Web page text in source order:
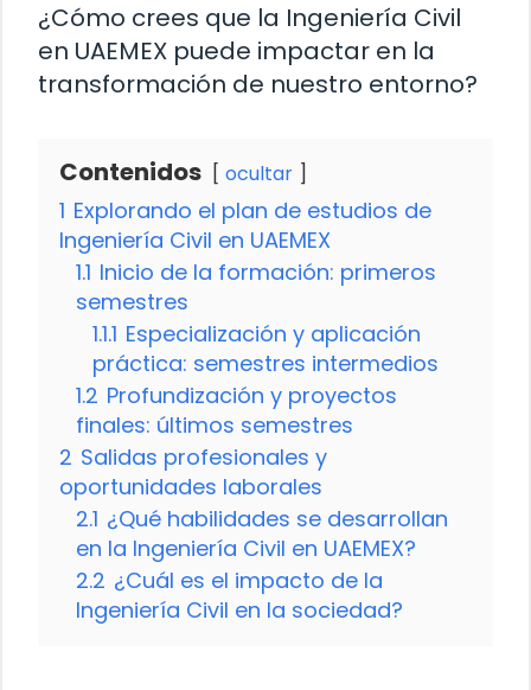
¿Cómo crees que la Ingeniería Civil
en UAEMEX puede impactar en la
transformación de nuestro entorno?
Contenidos ocultar
1 Explorando el plan de estudios de
Ingeniería Civil en UAEMEX
1.1 Inicio de la formación: primeros
semestres
1.1.1 Especialización y aplicación
práctica: semestres intermedios
1.2 Profundización y proyectos
finales: últimos semestres
2 Salidas profesionales y
oportunidades laborales
2.1 ¿Qué habilidades se desarrollan
en la Ingeniería Civil en UAEMEX?
2.2 ¿Cuál es el impacto de la
Ingeniería Civil en la sociedad?